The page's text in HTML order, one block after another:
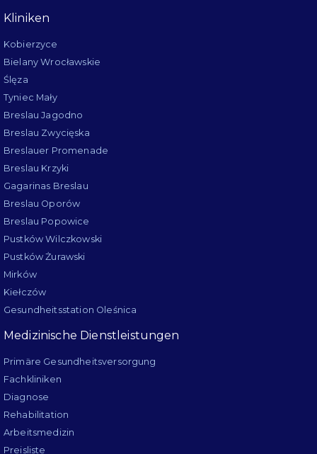
Kliniken
Kobierzyce
Bielany Wrocławskie
Ślęza
Tyniec Mały
Breslau Jagodno
Breslau Zwycięska
Breslauer Promenade
Breslau Krzyki
Gagarinas Breslau
Breslau Oporów
Breslau Popowice
Pustków Wilczkowski
Pustków Żurawski
Mirków
Kiełczów
Gesundheitsstation Oleśnica
Medizinische Dienstleistungen
Primäre Gesundheitsversorgung
Fachkliniken
Diagnose
Rehabilitation
Arbeitsmedizin
Preisliste